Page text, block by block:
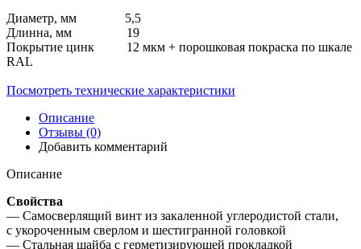
Диаметр, мм 5,5
Длинна, мм 19
Покрытие цинк 12 мкм + порошковая покраска по шкале
RAL
Посмотреть технические характеристики
Описание
Отзывы (0)
Добавить комментарий
Описание
Свойства
— Самосверлящий винт из закаленной углеродистой стали,
с укороченным сверлом и шестигранной головкой
— Стальная шайба с герметизирующей прокладкой